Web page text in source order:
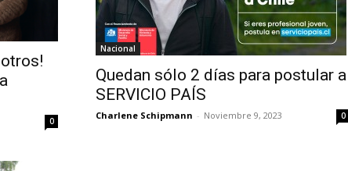
0
Nacional
Quedan sólo 2 días para postular a
SERVICIO PAÍS
Charlene Schipmann - Noviembre 9, 2023 0